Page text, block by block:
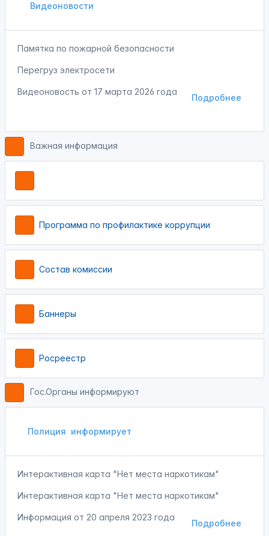
Видеоновости
Памятка по пожарной безопасности
Перегруз электросети
Подробнее
Видеоновость от 17 марта 2026 года
Важная информация
Программа по профилактике коррупции
Состав комиссии
Баннеры
Росреестр
Гос.Органы информируют
Полиция информирует
Интерактивная карта "Нет места наркотикам"
Интерактивная карта "Нет места наркотикам"
Подробнее
Информация от 20 апреля 2023 года